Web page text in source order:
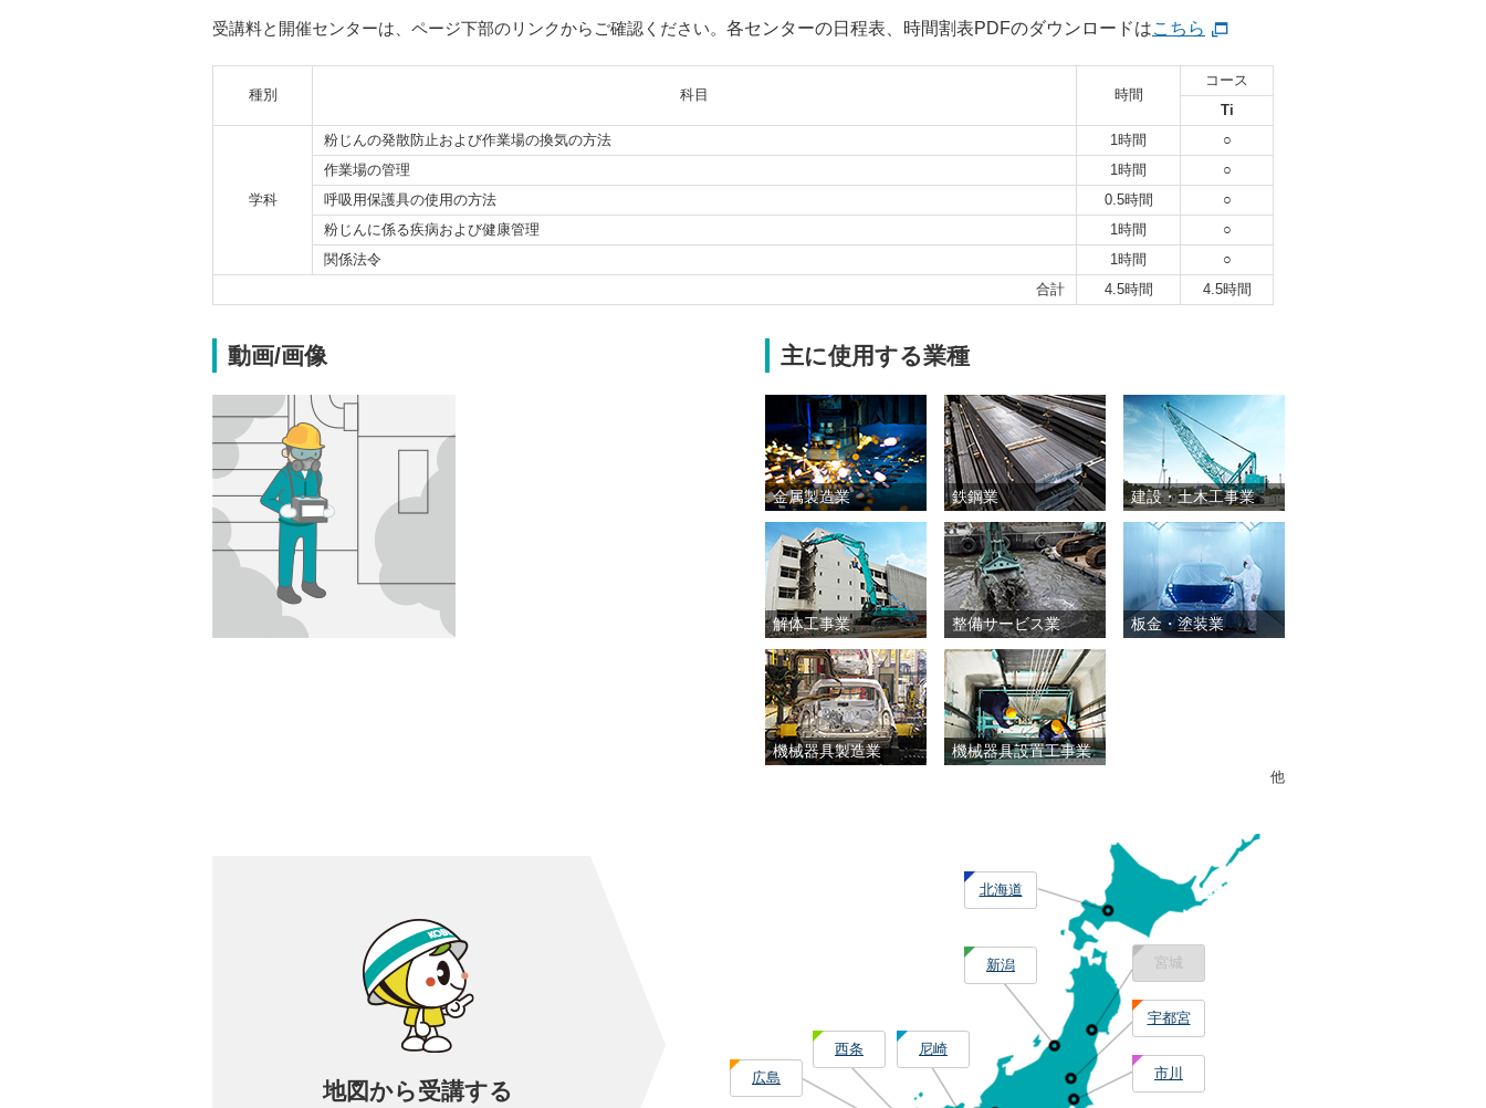
受講料と開催センターは、ページ下部のリンクからご確認ください。 各センターの日程表、時間割表PDFのダウンロードはこちら
種別 科目 時間
コース
Ti
学科
粉じんの発散防止および作業場の換気の方法 1時間
○
作業場の管理
1時間
○
呼吸用保護具の使用の方法
0.5時間
○
粉じんに係る疾病および健康管理
1時間
○
関係法令
1時間
○
合計
4.5時間 4.5時間
動画/画像 主に使用する業種
金属製造業 鉄鋼業 建設・土木工事業
解体工事業 整備サービス業 板金・塗装業
機械器具製造業 機械器具設置工事業
他
地図から受講する
北海道
宮城
宇都宮
市川
新潟
尼崎
西条
広島